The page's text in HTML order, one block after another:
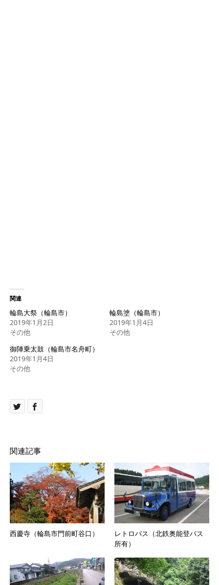
関連
輪島大祭（輪島市）
2019年1月2日
その他
輪島塗（輪島市）
2019年1月4日
その他
御陣乗太鼓（輪島市名舟町）
2019年1月4日
その他
関連記事
西慶寺（輪島市門前町谷口）
レトロバス（北鉄奥能登バス
所有）